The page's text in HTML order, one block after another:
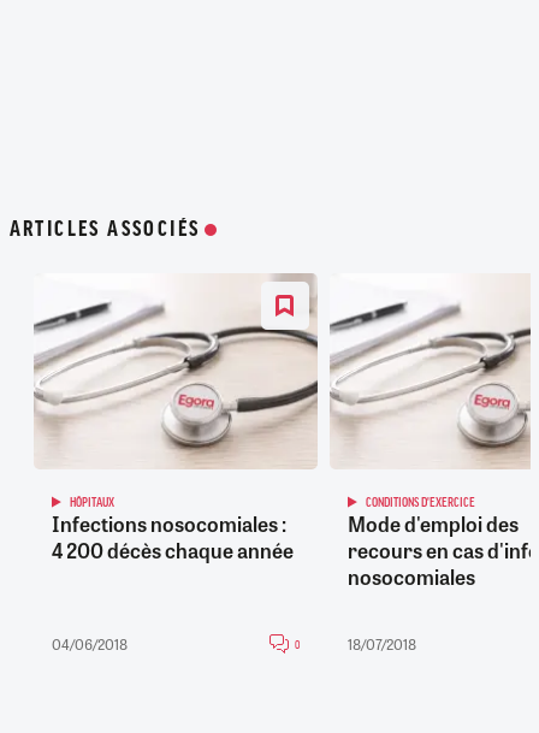
ARTICLES ASSOCIÉS
HÔPITAUX
Infections nosocomiales :
4 200 décès chaque année
04/06/2018 0
CONDITIONS D'EXERCICE
Mode d'emploi des
recours en cas
nosocomiales
18/07/2018